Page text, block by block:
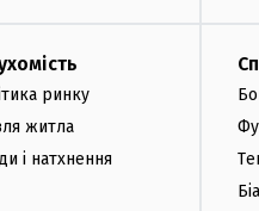
ринку
житла
і натхнення